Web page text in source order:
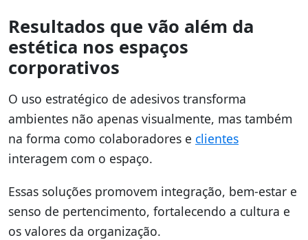
Resultados que vão além da
estética nos espaços
corporativos
O uso estratégico de adesivos transforma
ambientes não apenas visualmente, mas também
na forma como colaboradores e clientes
interagem com o espaço.
Essas soluções promovem integração, bem-estar e
senso de pertencimento, fortalecendo a cultura e
os valores da organização.